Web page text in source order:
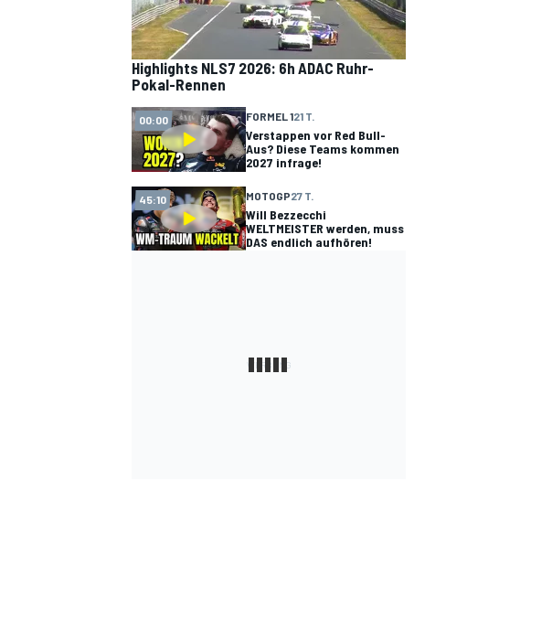
Highlights NLS7 2026: 6h ADAC Ruhr-
Pokal-Rennen
00:00 FORMEL 121 T.
Verstappen vor Red Bull-
Aus? Diese Teams kommen
2027 infrage!
45:10 MOTOGP27 T.
Will Bezzecchi
WELTMEISTER werden, muss
DAS endlich aufhören!